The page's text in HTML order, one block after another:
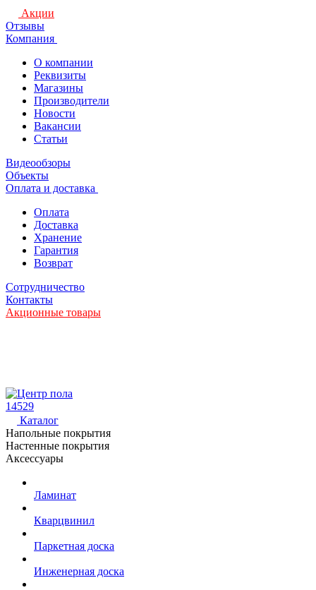
Акции
Отзывы
Компания
О компании
Реквизиты
Магазины
Производители
Новости
Вакансии
Статьи
Видеообзоры
Объекты
Оплата и доставка
Оплата
Доставка
Хранение
Гарантия
Возврат
Сотрудничество
Контакты
Акционные товары
14529
Каталог
Напольные покрытия
Настенные покрытия
Аксессуары
Ламинат
Кварцвинил
Паркетная доска
Инженерная доска